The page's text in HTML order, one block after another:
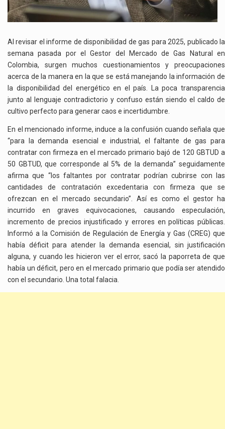
Al revisar el informe de disponibilidad de gas para 2025, publicado la
semana pasada por el Gestor del Mercado de Gas Natural en
Colombia, surgen muchos cuestionamientos y preocupaciones
acerca de la manera en la que se está manejando la información de
la disponibilidad del energético en el país. La poca transparencia
junto al lenguaje contradictorio y confuso están siendo el caldo de
cultivo perfecto para generar caos e incertidumbre.
En el mencionado informe, induce a la confusión cuando señala que
“para la demanda esencial e industrial, el faltante de gas para
contratar con firmeza en el mercado primario bajó de 120 GBTUD a
50 GBTUD, que corresponde al 5% de la demanda” seguidamente
afirma que “los faltantes por contratar podrían cubrirse con las
cantidades de contratación excedentaria con firmeza que se
ofrezcan en el mercado secundario”. Así es como el gestor ha
incurrido en graves equivocaciones, causando especulación,
incremento de precios injustificado y errores en políticas públicas.
Informó a la Comisión de Regulación de Energía y Gas (CREG) que
había déficit para atender la demanda esencial, sin justificación
alguna, y cuando les hicieron ver el error, sacó la paporreta de que
había un déficit, pero en el mercado primario que podía ser atendido
con el secundario. Una total falacia.